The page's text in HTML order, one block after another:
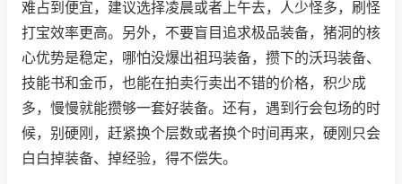
难占到便宜，建议选择凌晨或者上午去，人少怪多，刷怪
打宝效率更高。另外，不要盲目追求极品装备，猪洞的核
心优势是稳定，哪怕没爆出祖玛装备，攒下的沃玛装备、
技能书和金币，也能在拍卖行卖出不错的价格，积少成
多，慢慢就能攒够一套好装备。还有，遇到行会包场的时
候，别硬刚，赶紧换个层数或者换个时间再来，硬刚只会
白白掉装备、掉经验，得不偿失。